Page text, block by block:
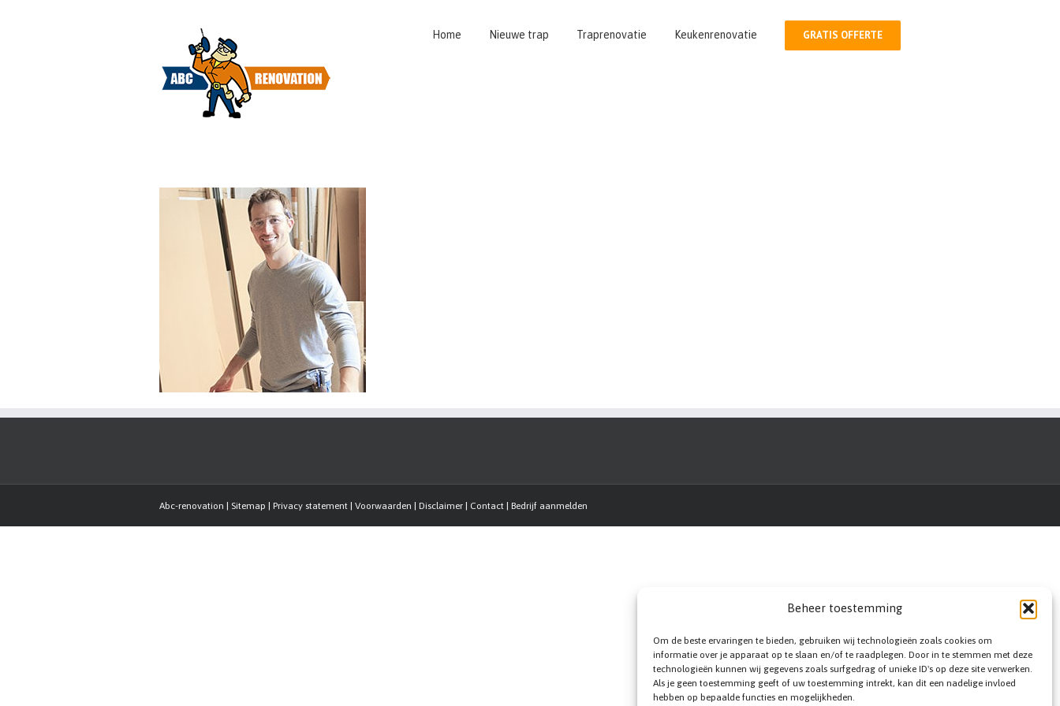
Beheer toestemming
Om de beste ervaringen te bieden, gebruiken wij technologieën zoals cookies om
informatie over je apparaat op te slaan en/of te raadplegen. Door in te stemmen met deze
technologieën kunnen wij gegevens zoals surfgedrag of unieke ID's op deze site verwerken.
Als je geen toestemming geeft of uw toestemming intrekt, kan dit een nadelige invloed
hebben op bepaalde functies en mogelijkheden.
Home Nieuwe trap Traprenovatie Keukenrenovatie GRATIS OFFERTE
Abc-renovation Sitemap Privacy statement Voorwaarden Disclaimer Contact Bedrijf aanmelden